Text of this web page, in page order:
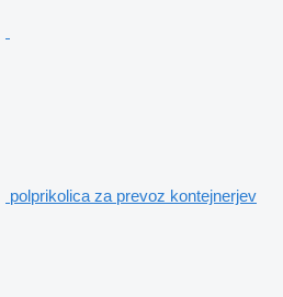
polprikolica za prevoz kontejnerjev